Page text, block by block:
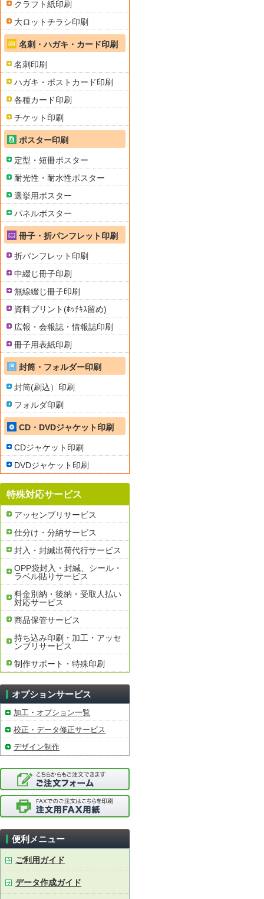
クラフト紙印刷
大ロットチラシ印刷
名刺・ハガキ・カード印刷
名刺印刷
ハガキ・ポストカード印刷
各種カード印刷
チケット印刷
ポスター印刷
定型・短冊ポスター
耐光性・耐水性ポスター
選挙用ポスター
パネルポスター
冊子・折パンフレット印刷
折パンフレット印刷
中綴じ冊子印刷
無線綴じ冊子印刷
資料プリント(ﾎｯﾁｷｽ留め)
広報・会報誌・情報誌印刷
冊子用表紙印刷
封筒・フォルダー印刷
封筒(刷込）印刷
フォルダ印刷
CD・DVDジャケット印刷
CDジャケット印刷
DVDジャケット印刷
特殊対応サービス
アッセンブリサービス
仕分け・分納サービス
封入・封緘出荷代行サービス
OPP袋封入・封緘、シール・
ラベル貼りサービス
料金別納・後納・受取人払い
対応サービス
商品保管サービス
持ち込み印刷・加工・アッセ
ンブリサービス
制作サポート・特殊印刷
オプションサービス
加工・オプション一覧
校正・データ修正サービス
デザイン制作
便利メニュー
ご利用ガイド
データ作成ガイド